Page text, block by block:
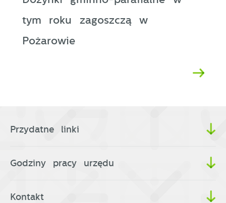
tym roku zagoszczą w
Pożarowie
Przydatne linki
Godziny pracy urzędu
Kontakt